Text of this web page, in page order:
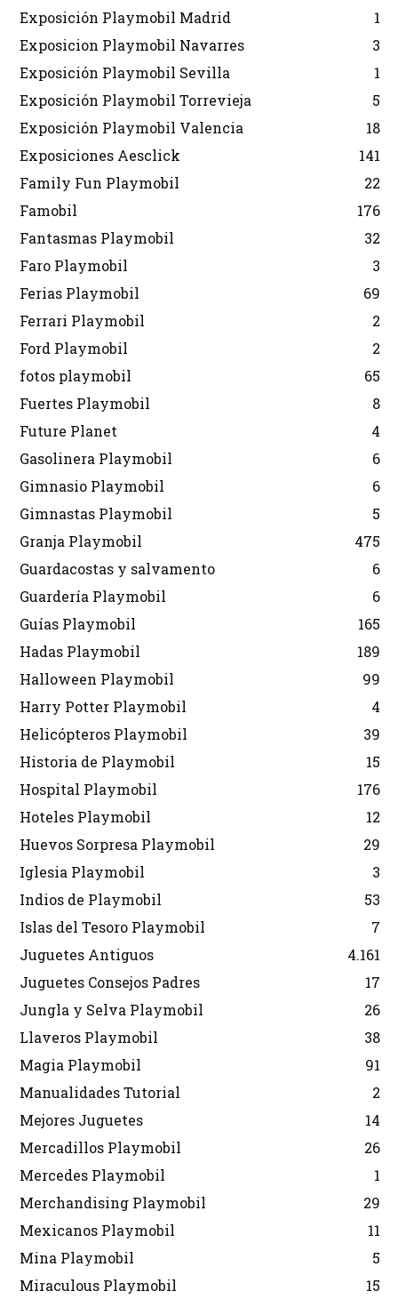
Exposición Playmobil Madrid
1
Exposicion Playmobil Navarres
3
Exposición Playmobil Sevilla
1
Exposición Playmobil Torrevieja
5
Exposición Playmobil Valencia
18
Exposiciones Aesclick
141
Family Fun Playmobil
22
Famobil
176
Fantasmas Playmobil
32
Faro Playmobil
3
Ferias Playmobil
69
Ferrari Playmobil
2
Ford Playmobil
2
fotos playmobil
65
Fuertes Playmobil
8
Future Planet
4
Gasolinera Playmobil
6
Gimnasio Playmobil
6
Gimnastas Playmobil
5
Granja Playmobil
475
Guardacostas y salvamento
6
Guardería Playmobil
6
Guías Playmobil
165
Hadas Playmobil
189
Halloween Playmobil
99
Harry Potter Playmobil
4
Helicópteros Playmobil
39
Historia de Playmobil
15
Hospital Playmobil
176
Hoteles Playmobil
12
Huevos Sorpresa Playmobil
29
Iglesia Playmobil
3
Indios de Playmobil
53
Islas del Tesoro Playmobil
7
Juguetes Antiguos
4.161
Juguetes Consejos Padres
17
Jungla y Selva Playmobil
26
Llaveros Playmobil
38
Magia Playmobil
91
Manualidades Tutorial
2
Mejores Juguetes
14
Mercadillos Playmobil
26
Mercedes Playmobil
1
Merchandising Playmobil
29
Mexicanos Playmobil
11
Mina Playmobil
5
Miraculous Playmobil
15